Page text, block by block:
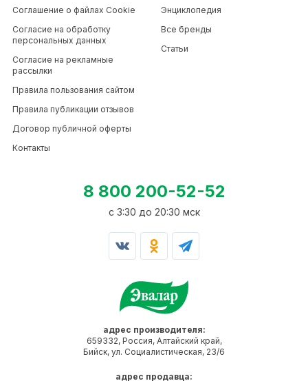
адрес производителя:
659332, Россия, Алтайский край,
Бийск, ул. Социалистическая, 23/6
адрес продавца:
Соглашение о файлах Cookie
Согласие на обработку
персональных данных
Согласие на рекламные
рассылки
Правила пользования сайтом
Правила публикации отзывов
Договор публичной оферты
Контакты
Энциклопедия
Все бренды
Статьи
8 800 200-52-52
c 3:30 до 20:30 мск